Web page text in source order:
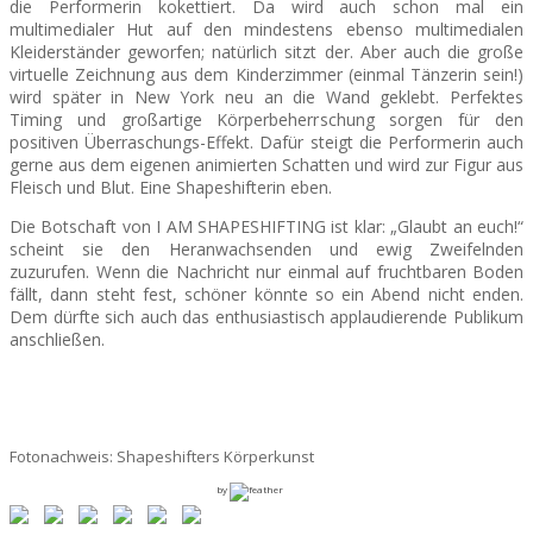
die Performerin kokettiert. Da wird auch schon mal ein
multimedialer Hut auf den mindestens ebenso multimedialen
Kleiderständer geworfen; natürlich sitzt der. Aber auch die große
virtuelle Zeichnung aus dem Kinderzimmer (einmal Tänzerin sein!)
wird später in New York neu an die Wand geklebt. Perfektes
Timing und großartige Körperbeherrschung sorgen für den
positiven Überraschungs-Effekt. Dafür steigt die Performerin auch
gerne aus dem eigenen animierten Schatten und wird zur Figur aus
Fleisch und Blut. Eine Shapeshifterin eben.
Die Botschaft von I AM SHAPESHIFTING ist klar: „Glaubt an euch!“
scheint sie den Heranwachsenden und ewig Zweifelnden
zuzurufen. Wenn die Nachricht nur einmal auf fruchtbaren Boden
fällt, dann steht fest, schöner könnte so ein Abend nicht enden.
Dem dürfte sich auch das enthusiastisch applaudierende Publikum
anschließen.
Fotonachweis: Shapeshifters Körperkunst
by